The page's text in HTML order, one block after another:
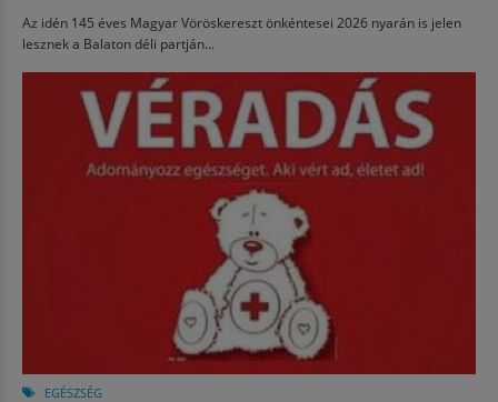
Az idén 145 éves Magyar Vöröskereszt önkéntesei 2026 nyarán is jelen
lesznek a Balaton déli partján...
EGÉSZSÉG